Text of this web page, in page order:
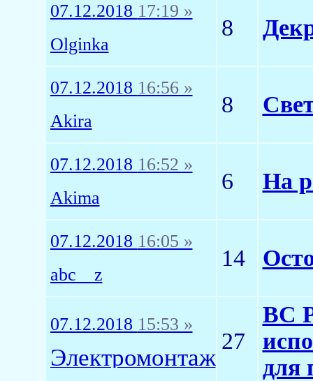
07.12.2018 17:19 »
Olginka
8
07.12.2018 16:56 »
Akira
8
07.12.2018 16:52 »
Akima
6 На
07.12.2018 16:05 »
abc__z
14
07.12.2018 15:53 »
Электромонтаж
27
ВС
для